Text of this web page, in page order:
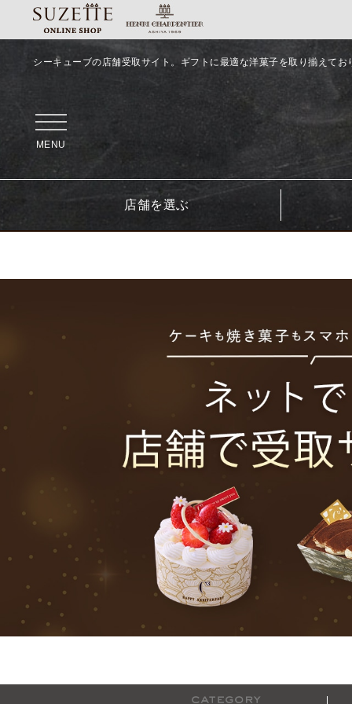
シーキューブの店舗受取サイト。ギフトに最適な洋菓子を取り揃えてお
MENU
店舗を選ぶ